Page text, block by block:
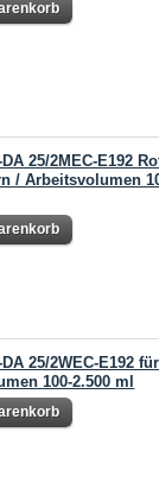
25/2MEC-E192
/ Arbeitsvolumen
25/2WEC-E192
100-2.500 ml